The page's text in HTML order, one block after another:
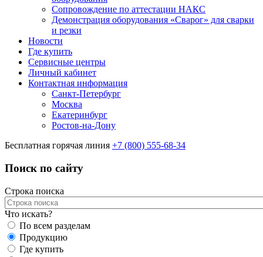
Сопровождение по аттестации НАКС
Демонстрация оборудования «Сварог» для сварки
и резки
Новости
Где купить
Сервисные центры
Личный кабинет
Контактная информация
Санкт-Петербург
Москва
Екатеринбург
Ростов-на-Дону
Бесплатная горячая линия +7 (800) 555-68-34
Поиск по сайту
Строка поиска
Что искать?
По всем разделам
Продукцию
Где купить